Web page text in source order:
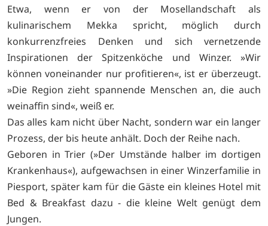
Etwa, wenn er von der Mosellandschaft als
kulinarischem Mekka spricht, möglich durch
konkurrenzfreies Denken und sich vernetzende
Inspirationen der Spitzenköche und Winzer. »Wir
können voneinander nur profitieren«, ist er überzeugt.
»Die Region zieht spannende Menschen an, die auch
weinaffin sind«, weiß er.
Das alles kam nicht über Nacht, sondern war ein langer
Prozess, der bis heute anhält. Doch der Reihe nach.
Geboren in Trier (»Der Umstände halber im dortigen
Krankenhaus«), aufgewachsen in einer Winzerfamilie in
Piesport, später kam für die Gäste ein kleines Hotel mit
Bed & Breakfast dazu - die kleine Welt genügt dem
Jungen.